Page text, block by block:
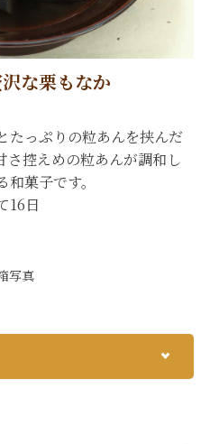
な栗もなか
たっぷりの粒あんを挟んだ
さ控えめの粒あんが調和し
菓子です。
16日